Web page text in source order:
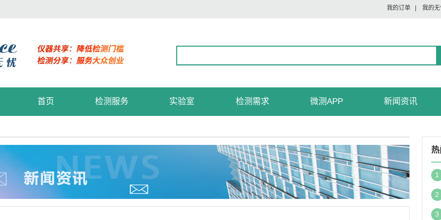
我的订单| 我的无
首页 检测服务 实验室 检测需求 微测APP 新闻资讯
1
2
3